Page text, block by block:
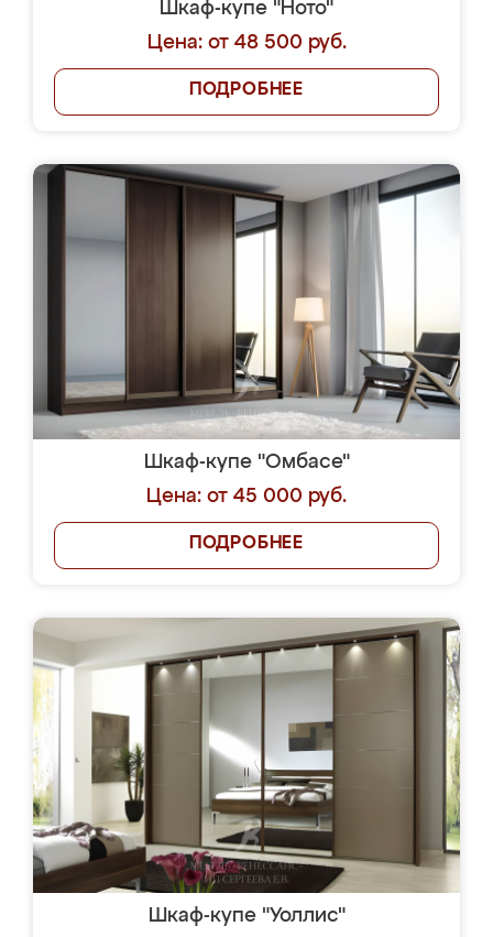
Шкаф-купе "Ното"
Цена: от 48 500 руб.
ПОДРОБНЕЕ
Шкаф-купе "Омбасе"
Цена: от 45 000 руб.
ПОДРОБНЕЕ
Шкаф-купе "Уоллис"